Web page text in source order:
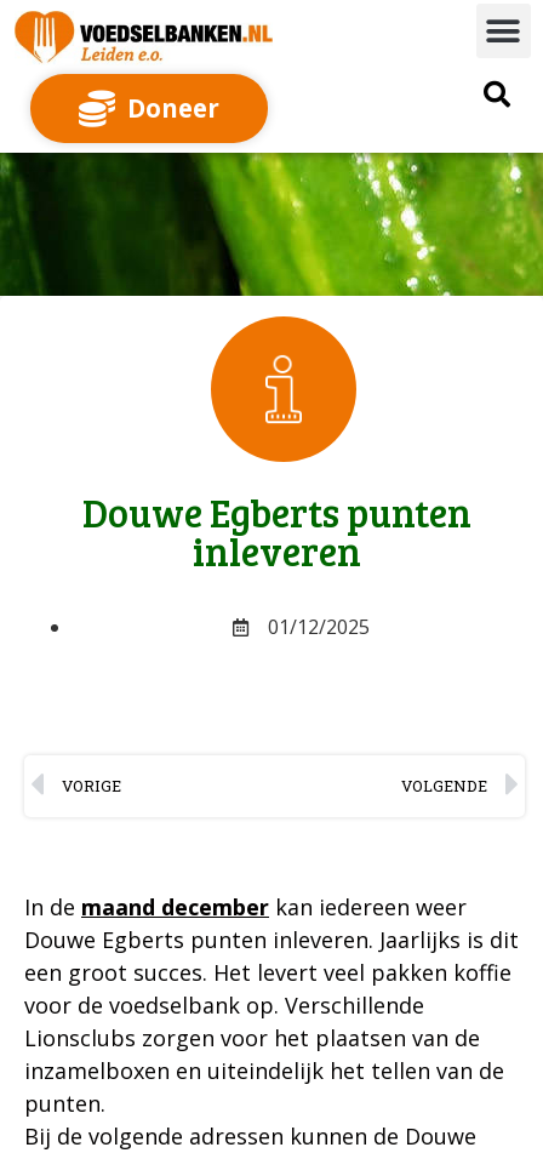
Doneer
Douwe Egberts punten
inleveren
01/12/2025
VORIGE VOLGENDE
In de maand december kan iedereen weer
Douwe Egberts punten inleveren. Jaarlijks is dit
een groot succes. Het levert veel pakken koffie
voor de voedselbank op. Verschillende
Lionsclubs zorgen voor het plaatsen van de
inzamelboxen en uiteindelijk het tellen van de
punten.
Bij de volgende adressen kunnen de Douwe